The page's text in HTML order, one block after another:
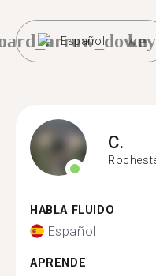
Español
C.
HABLA FLUIDO
Español
APRENDE